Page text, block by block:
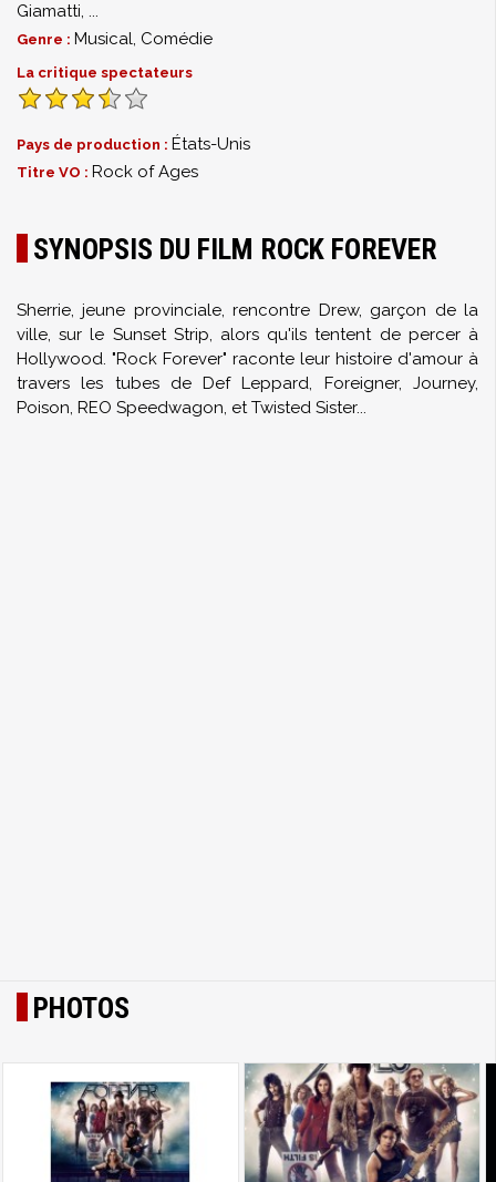
Giamatti, ...
Genre : Musical, Comédie
La critique spectateurs
Pays de production : États-Unis
Titre VO : Rock of Ages
SYNOPSIS DU FILM ROCK FOREVER
Sherrie, jeune provinciale, rencontre Drew, garçon de la
ville, sur le Sunset Strip, alors qu'ils tentent de percer à
Hollywood. "Rock Forever" raconte leur histoire d'amour à
travers les tubes de Def Leppard, Foreigner, Journey,
Poison, REO Speedwagon, et Twisted Sister...
PHOTOS